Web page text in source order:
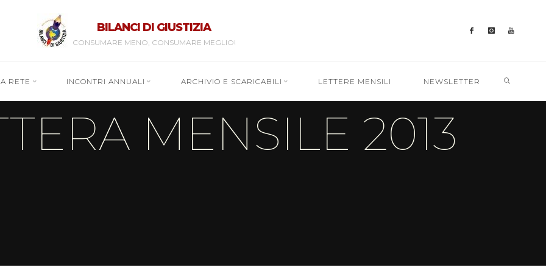
BILANCI DI GIUSTIZIA
CONSUMARE MENO, CONSUMARE MEGLIO!
RETE INCONTRI ANNUALI ARCHIVIO E SCARICABILI LETTERE MENSILI NEWSLETTER
MENSILE 2013